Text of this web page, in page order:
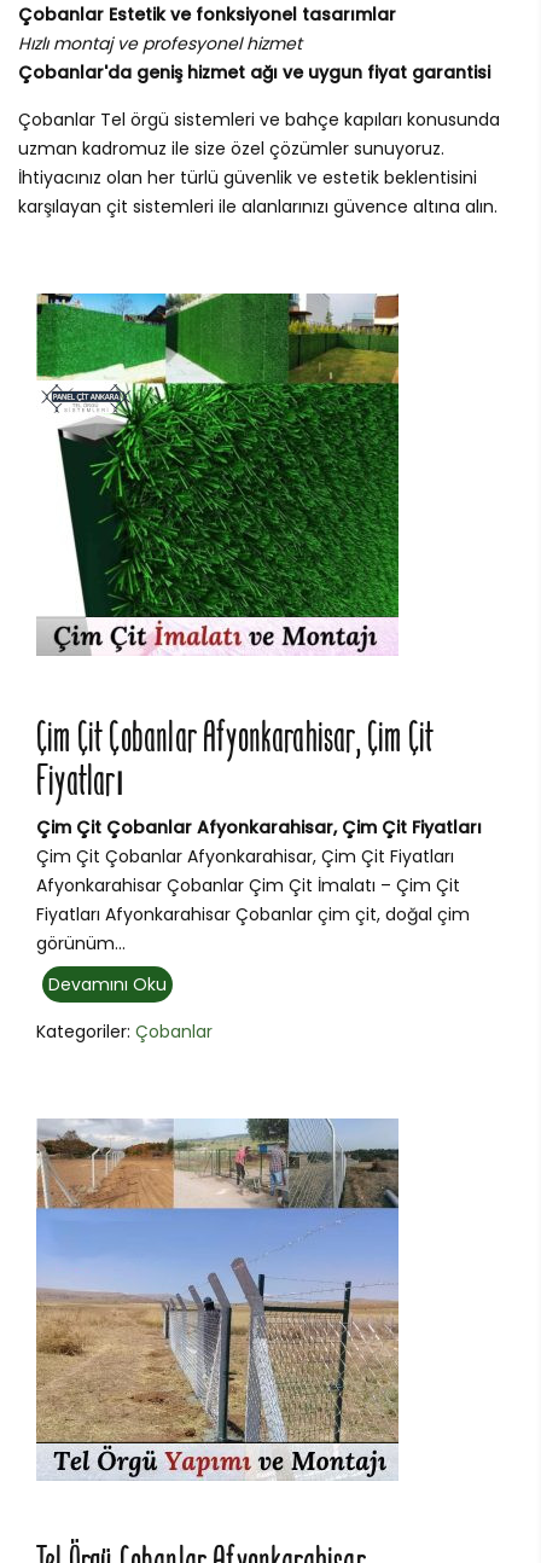
Çobanlar Estetik ve fonksiyonel tasarımlar
Hızlı montaj ve profesyonel hizmet
Çobanlar'da geniş hizmet ağı ve uygun fiyat garantisi
Çobanlar Tel örgü sistemleri ve bahçe kapıları konusunda
uzman kadromuz ile size özel çözümler sunuyoruz.
İhtiyacınız olan her türlü güvenlik ve estetik beklentisini
karşılayan çit sistemleri ile alanlarınızı güvence altına alın.
Çim Çit Çobanlar Afyonkarahisar, Çim Çit
Fiyatları
Çim Çit Çobanlar Afyonkarahisar, Çim Çit Fiyatları
Çim Çit Çobanlar Afyonkarahisar, Çim Çit Fiyatları
Afyonkarahisar Çobanlar Çim Çit İmalatı – Çim Çit
Fiyatları Afyonkarahisar Çobanlar çim çit, doğal çim
görünüm...
Devamını Oku
Kategoriler: Çobanlar